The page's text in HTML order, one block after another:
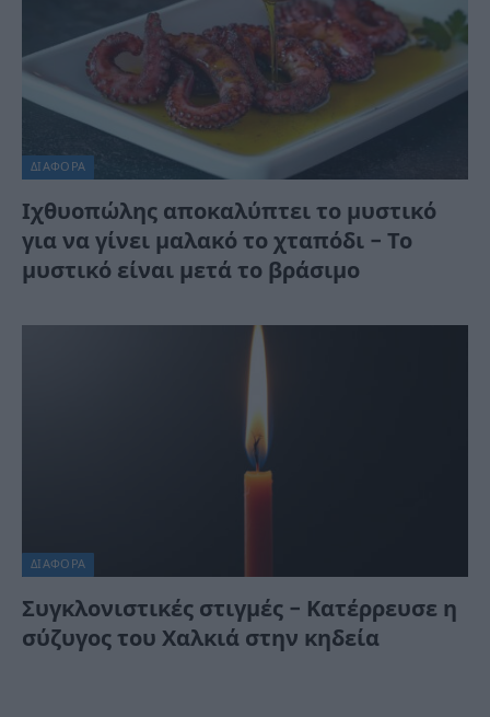
ΔΙΆΦΟΡΑ
Ιχθυοπώλης αποκαλύπτει το μυστικό
για να γίνει μαλακό το χταπόδι – Το
μυστικό είναι μετά το βράσιμο
ΔΙΆΦΟΡΑ
Συγκλονιστικές στιγμές – Κατέρρευσε η
σύζυγος του Χαλκιά στην κηδεία